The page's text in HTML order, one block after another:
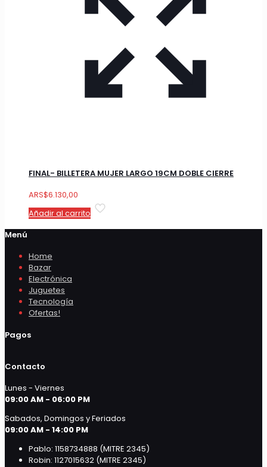
FINAL- BILLETERA MUJER LARGO 19CM DOBLE CIERRE
ARS$6.130,00
Añadir al carrito
Menú
Home
Bazar
Electrónica
Juguetes
Tecnología
Ofertas!
Pagos
Contacto
Lunes - Viernes
09:00 AM - 06:00 PM
Sabados, Domingos y Feriados
09:00 AM - 14:00 PM
Pablo: 1158734888 (MITRE 2345)
Robin: 1127015632 (MITRE 2345)